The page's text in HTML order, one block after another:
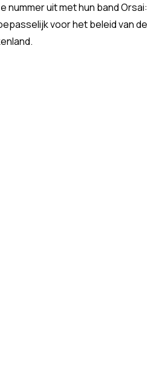
nummer uit met hun band Orsai:
voor het beleid van de